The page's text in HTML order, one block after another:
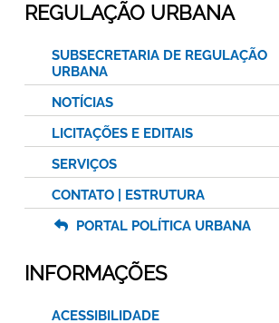
REGULAÇÃO URBANA
SUBSECRETARIA DE REGULAÇÃO
URBANA
NOTÍCIAS
LICITAÇÕES E EDITAIS
SERVIÇOS
CONTATO | ESTRUTURA
PORTAL POLÍTICA URBANA
INFORMAÇÕES
ACESSIBILIDADE